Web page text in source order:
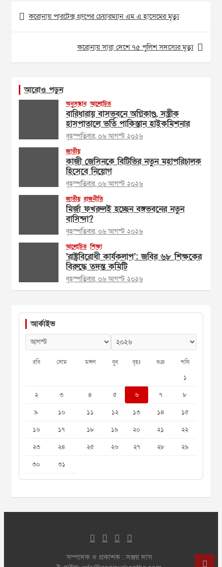
Post
navigation
করোনায় পারটেক্স গ্রুপের চেয়ারম্যান এম এ হাসেমের মৃত্যু
করোনায় সারা দেশে ৭৫ পুলিশ সদস্যের মৃত্যু
আরোও পড়ুন
অনুসন্ধান আলোচিত
বারিধারায় বাসভবনে অগ্নিকাণ্ড, সস্ত্রীক
হাসপাতালে ভর্তি পাকিস্তান হাইকমিশনার
বৃহস্পতিবার, ০৬ আগস্ট ২০২৬
জাতীয়
কাজী জেসিনকে বিটিভির নতুন মহাপরিচালক
হিসেবে নিয়োগ
বৃহস্পতিবার, ০৬ আগস্ট ২০২৬
জাতীয় রাজনীতি
মির্জা ফখরুলই হচ্ছেন বঙ্গভবনের নতুন
বাসিন্দা?
বৃহস্পতিবার, ০৬ আগস্ট ২০২৬
আলোচিত শিক্ষা
‘রাষ্ট্রবিরোধী কার্যকলাপ’: জবির ৬৮ শিক্ষকের
বিরুদ্ধে তদন্ত কমিটি
বৃহস্পতিবার, ০৬ আগস্ট ২০২৬
আর্কাইভ
রবি সোম মঙ্গল বুধ বৃহঃ শুক্র শনি
১
২
৩ ৪ ৫ ৬ ৭
৮
৯
১০ ১১ ১২ ১৩ ১৪
১৫
১৬
১৭ ১৮ ১৯ ২০ ২১
২২
২৩
২৪ ২৫ ২৬ ২৭ ২৮
২৯
৩০
৩১
সম্পাদক ও প্রকাশক : সঞ্জয় দাস